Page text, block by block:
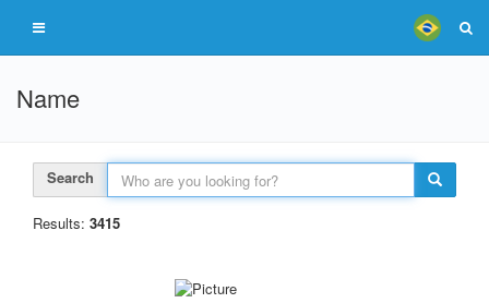
Name
Search
Results: 3415